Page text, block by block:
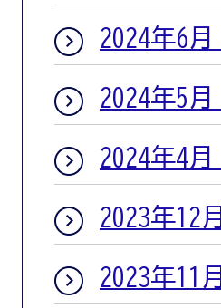
2024年6
2024年5
2024年4
2023年12
2023年11